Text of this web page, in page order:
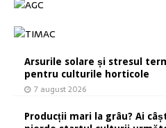
Arsurile solare și stresul
pentru culturile horticole
7 august 2026
Producții mari la grâu? Ai